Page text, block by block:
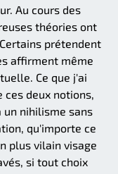
Au cours des
théories ont
prétendent
affirment même
Ce que j'ai
deux notions,
un nihilisme sans
qu'importe ce
plus vilain visage
si tout choix